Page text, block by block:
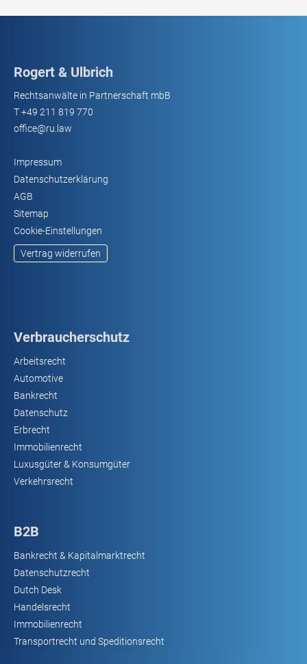
Rogert & Ulbrich
Rechtsanwälte in Partnerschaft mbB
T+49 211 819 770
office@ru.law
Impressum
Datenschutzerklärung
AGB
Sitemap
Cookie-Einstellungen
Vertrag widerrufen
Verbraucherschutz
Arbeitsrecht
Automotive
Bankrecht
Datenschutz
Erbrecht
Immobilienrecht
Luxusgüter & Konsumgüter
Verkehrsrecht
B2B
Bankrecht & Kapitalmarktrecht
Datenschutzrecht
Dutch Desk
Handelsrecht
Immobilienrecht
Transportrecht und Speditionsrecht